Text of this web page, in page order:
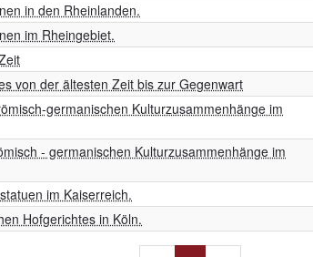
in den Rheinlanden.
im Rheingebiet.
von der ältesten Zeit bis zur Gegenwart
germanischen Kulturzusammenhänge im
- germanischen Kulturzusammenhänge im
im Kaiserreich.
Hofgerichtes in Köln.